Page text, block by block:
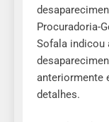
Procuradoria-
Sofala indicou
anteriormente
detalhes.